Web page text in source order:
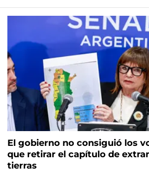
El gobierno no consiguió los
que retirar el capítulo de
tierras